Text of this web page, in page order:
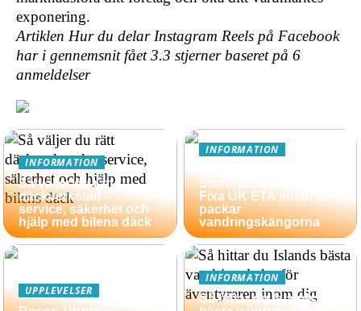
exponering.
Artiklen Hur du delar Instagram Reels på Facebook
har i gennemsnit fået3.3 stjerner baseret på 6
anmeldelser
INFORMATION
Så väljer du rätt
däckverkstad –
service, säkerhet och
hjälp med bilens däck
INFORMATION
Storbritannien 2026?
Fixa UK ETA innan du
packar
vandringskängorna
UPPLEVELSER
INFORMATION
Så hittar du Islands